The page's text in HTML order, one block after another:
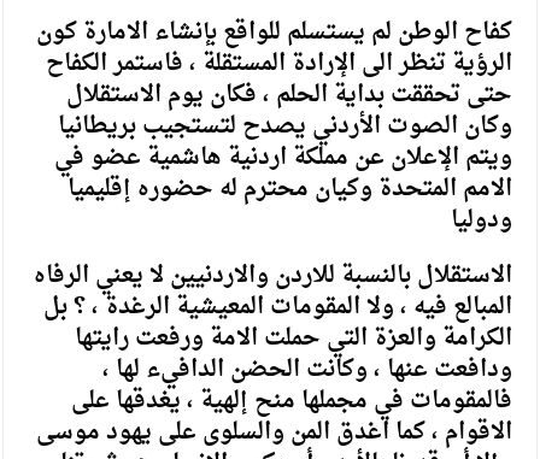
كفاح الوطن لم يستسلم للواقع بإنشاء الامارة كون
الرؤية تنظر الى الإرادة المستقلة ، فاستمر الكفاح
حتى تحققت بداية الحلم ، فكان يوم الاستقلال
وكان الصوت الأردني يصدح لتستجيب بريطانيا
ويتم الإعلان عن مملكة اردنية هاشمية عضو في
الامم المتحدة وكيان محترم له حضوره إقليميا
ودوليا
الاستقلال بالنسبة للاردن والاردنيين لا يعني الرفاه
المبالع فيه ، ولا المقومات المعيشية الرغدة ، ؟ بل
الكرامة والعزة التي حملت الامة ورفعت رايتها
ودافعت عنها ، وكانت الحضن الدافيء لها ،
فالمقومات في مجملها منح إلهية ، يغدقها على
الاقوام ، كما اغدق المن والسلوى على يهود موسى